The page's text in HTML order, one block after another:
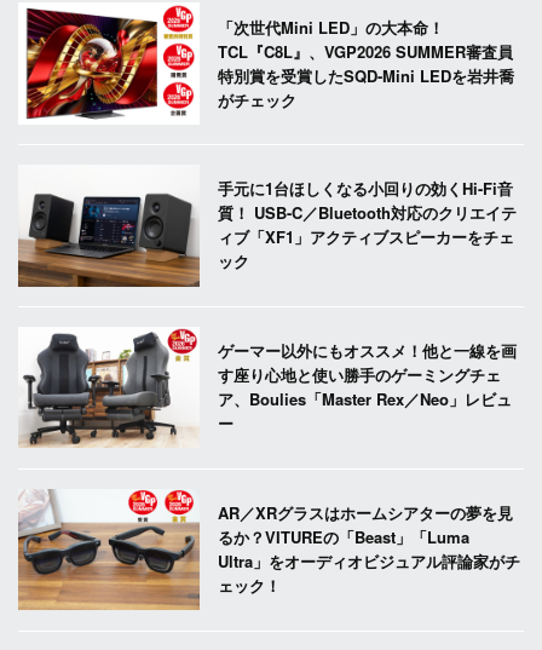
「次世代Mini LED」の大本命！
TCL『C8L』、VGP2026 SUMMER審査員
特別賞を受賞したSQD-Mini LEDを岩井喬
がチェック
手元に1台ほしくなる小回りの効くHi-Fi音
質！ USB-C／Bluetooth対応のクリエイテ
ィブ「XF1」アクティブスピーカーをチェ
ック
ゲーマー以外にもオススメ！他と一線を画
す座り心地と使い勝手のゲーミングチェ
ア、Boulies「Master Rex／Neo」レビュ
ー
AR／XRグラスはホームシアターの夢を見
るか？VITUREの「Beast」「Luma
Ultra」をオーディオビジュアル評論家がチ
ェック！